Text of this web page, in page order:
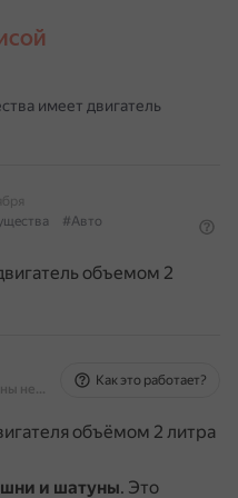
имеет двигатель
#Авто
объемом 2
На основе источников, возможны неточности
Как это работает?
объёмом 2 литра
и шатуны. Это